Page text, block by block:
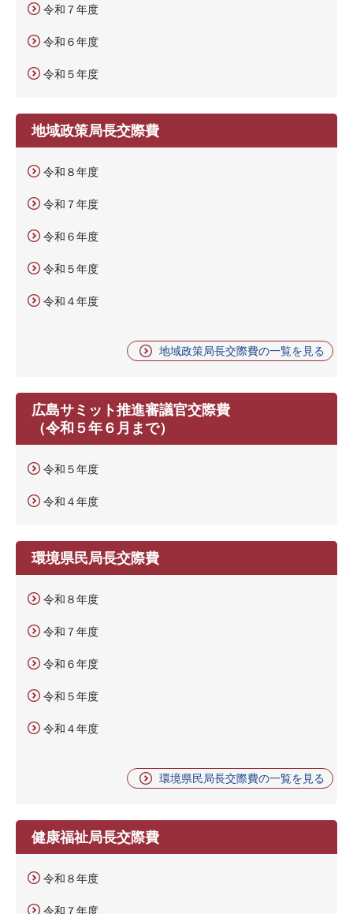
令和７年度
令和６年度
令和５年度
地域政策局長交際費
令和８年度
令和７年度
令和６年度
令和５年度
令和４年度
地域政策局長交際費の一覧を見る
広島サミット推進審議官交際費
（令和５年６月まで）
令和５年度
令和４年度
環境県民局長交際費
令和８年度
令和７年度
令和６年度
令和５年度
令和４年度
環境県民局長交際費の一覧を見る
健康福祉局長交際費
令和８年度
令和７年度